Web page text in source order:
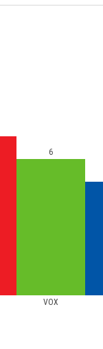
VOX
6